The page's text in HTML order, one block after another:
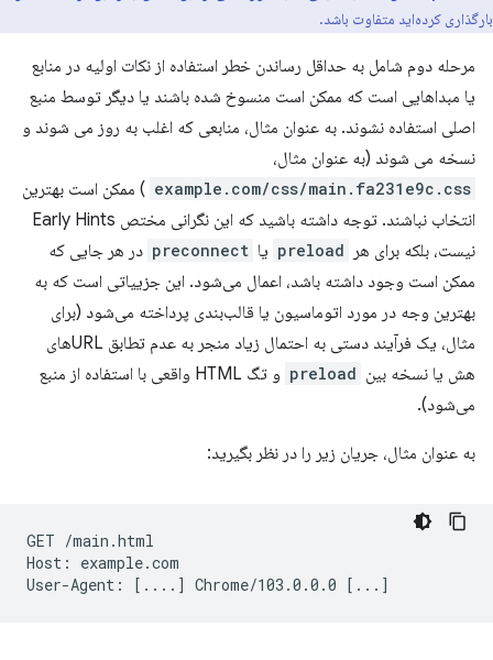
بارگذاری کرده‌اید متفاوت باشد.
مرحله دوم شامل به حداقل رساندن خطر استفاده از نکات اولیه در منابع
یا مبداهایی است که ممکن است منسوخ شده باشند یا دیگر توسط منبع
اصلی استفاده نشوند. به عنوان مثال، منابعی که اغلب به روز می شوند و
نسخه می شوند (به عنوان مثال،
example.com/css/main.fa231e9c.css ) ممکن است بهترین
انتخاب نباشند. توجه داشته باشید که این نگرانی مختص Early Hints
نیست، بلکه برای هر
preload یا preconnect در هر جایی که
ممکن است وجود داشته باشد، اعمال می‌شود. این جزییاتی است که به
بهترین وجه در مورد اتوماسیون یا قالب‌بندی پرداخته می‌شود (برای
مثال، یک فرآیند دستی به احتمال زیاد منجر به عدم تطابق URL‌های
هش یا نسخه بین preload
و تگ HTML واقعی با استفاده از منبع
می‌شود).
به عنوان مثال، جریان زیر را در نظر بگیرید:
GET /main.html
Host:
example.com
User-Agent:
[ .... ] Chrome/103.0.0.0 [ ... ]